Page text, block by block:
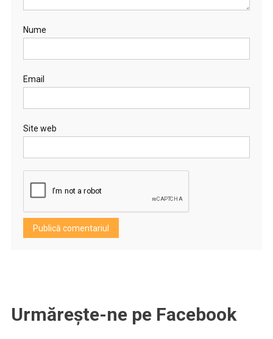
Nume
Email
Site web
Urmărește-ne pe Facebook